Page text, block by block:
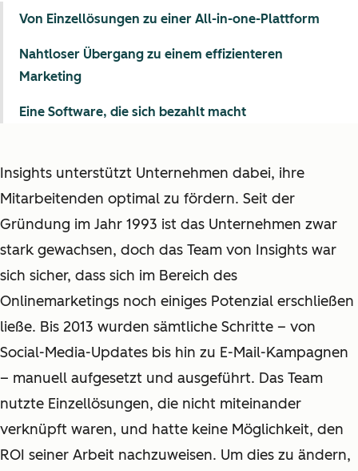
Insights unterstützt Unternehmen dabei, ihre
Mitarbeitenden optimal zu fördern. Seit der
Gründung im Jahr 1993 ist das Unternehmen zwar
stark gewachsen, doch das Team von Insights war
sich sicher, dass sich im Bereich des
Onlinemarketings noch einiges Potenzial erschließen
ließe. Bis 2013 wurden sämtliche Schritte – von
Social-Media-Updates bis hin zu E-Mail-Kampagnen
– manuell aufgesetzt und ausgeführt. Das Team
nutzte Einzellösungen, die nicht miteinander
verknüpft waren, und hatte keine Möglichkeit, den
ROI seiner Arbeit nachzuweisen. Um dies zu ändern,
Von Einzellösungen zu einer All-in-one-Plattform
Nahtloser Übergang zu einem effizienteren
Marketing
Eine Software, die sich bezahlt macht